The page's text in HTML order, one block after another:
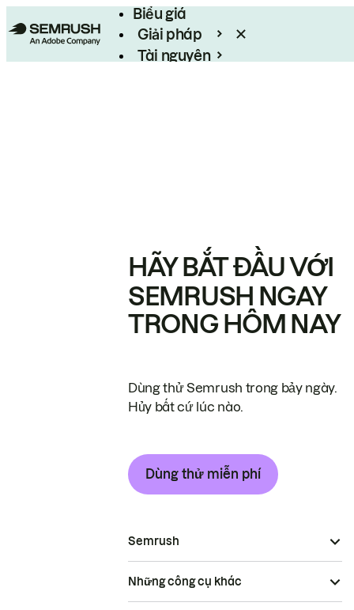
Biểu giá
Giải pháp
Tài nguyên
HÃY BẮT ĐẦU VỚI
SEMRUSH NGAY
TRONG HÔM NAY
Dùng thử Semrush trong bảy ngày.
Hủy bất cứ lúc nào.
Dùng thử miễn phí
Semrush
Những công cụ khác